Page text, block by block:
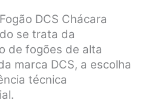
DCS Chácara
se trata da
de fogões de alta
marca DCS, a escolha
técnica